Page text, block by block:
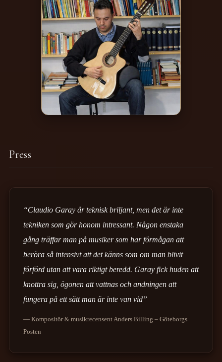
Press
“Claudio Garay är teknisk briljant, men det är inte
tekniken som gör honom intressant. Någon enstaka
gång träffar man på musiker som har förmågan att
beröra så intensivt att det känns som om man blivit
förförd utan att vara riktigt beredd. Garay fick huden att
knottra sig, ögonen att vattnas och andningen att
fungera på ett sätt man är inte van vid”
— Kompositör & musikrecensent Anders Billing – Göteborgs
Posten